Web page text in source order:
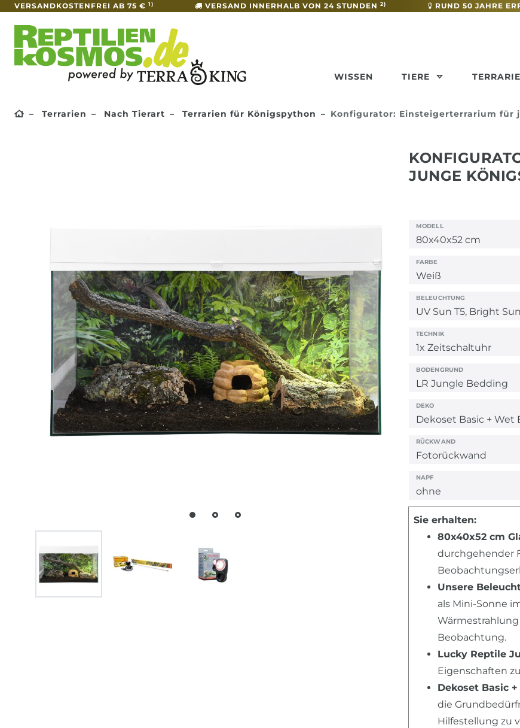
VERSANDKOSTENFREI AB 75 € 1) VERSAND INNERHALB VON 24 STUNDEN 2) RUND 50 JAHRE
WISSEN TIERE
Terrarien Nach Tierart Terrarien für Königspython Konfigurator: Einsteigerterrarium für
JUNGE
MODELL
FARBE
BELEUCHTUNG
TECHNIK
BODENGRUND
DEKO
RÜCKWAND
NAPF
Sie erhalten:
80x40x52 cm
durchgehender
Unsere
als Mini-Sonne
Beobachtung.
Lucky Reptile
Eigenschaften
Dekoset Basic
die
Hilfestellung zu